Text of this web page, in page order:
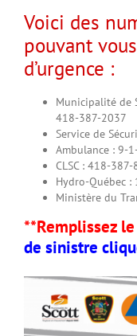
Voici des
pouvant
d’urgence :
Municipalité de
418-387-2037
Service de
Ambulance : 9-
CLSC : 418-
Hydro-Québec
Ministère du
**Remplissez
de sinistre